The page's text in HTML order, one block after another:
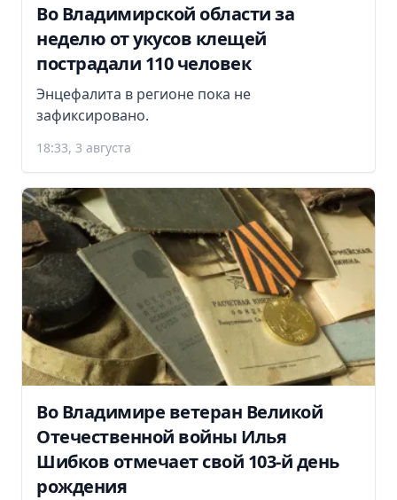
Во Владимирской области за
неделю от укусов клещей
пострадали 110 человек
Энцефалита в регионе пока не
зафиксировано.
18:33, 3 августа
Во Владимире ветеран Великой
Отечественной войны Илья
Шибков отмечает свой 103-й день
рождения